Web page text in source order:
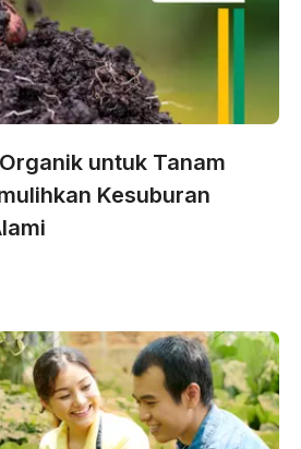
untuk Tanam
Kesuburan